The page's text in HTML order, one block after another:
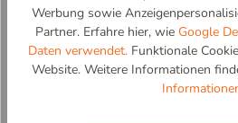
Schaum
- rutschfeste und flexible Sohle aus
Naturfarbe (abriebfest)
- kalt waschbar (kein Trockner, kein
- 100% designed and made in EU
Werbung sowie
Partner. Erfahre hier, wie Google
Daten verwendet.Funktionale
Website. Weitere Informationen